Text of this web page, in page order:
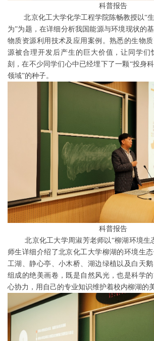
科普报告
北京化工大学化学工程学院陈畅教授以“生
为”为题，在详细分析我国能源与环境现状的
物质资源利用技术及应用案例。熟悉的生物
源被合理开发后产生的巨大价值，让同学们
刻，在不少同学们心中已经埋下了一颗“投身
领域”的种子。
科普报告
北京化工大学周淑芳老师以“柳湖环境生
师生详细介绍了北京化工大学柳湖的环境生
工湖、静心亭、小木桥、湖边绿植以及白天
组成的绝美画卷，既是自然风光，也是科学
心协力，用自己的专业知识维护着校内柳湖的